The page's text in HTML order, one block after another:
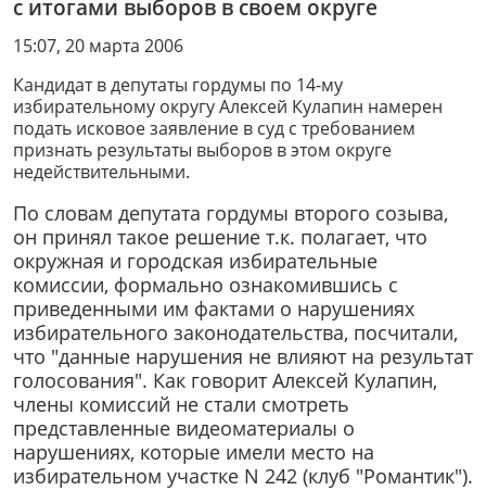
с итогами выборов в своем округе
15:07, 20 марта 2006
Кандидат в депутаты гордумы по 14-му
избирательному округу Алексей Кулапин намерен
подать исковое заявление в суд с требованием
признать результаты выборов в этом округе
недействительными.
По словам депутата гордумы второго созыва,
он принял такое решение т.к. полагает, что
окружная и городская избирательные
комиссии, формально ознакомившись с
приведенными им фактами о нарушениях
избирательного законодательства, посчитали,
что "данные нарушения не влияют на результат
голосования". Как говорит Алексей Кулапин,
члены комиссий не стали смотреть
представленные видеоматериалы о
нарушениях, которые имели место на
избирательном участке N 242 (клуб "Романтик").